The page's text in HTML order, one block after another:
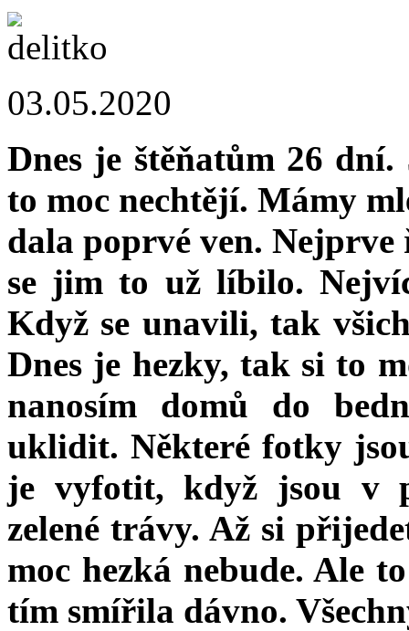
03.05.2020
Dnes je štěňatům 26
to moc nechtějí. Mámy
dala poprvé ven.
se jim to už líbilo.
Když se unavili, tak
Dnes je hezky, tak si to
nanosím domů do
uklidit. Některé fotky
je vyfotit, když jsou v
zelené trávy. Až si
moc hezká nebude. Ale
tím smířila dávno.